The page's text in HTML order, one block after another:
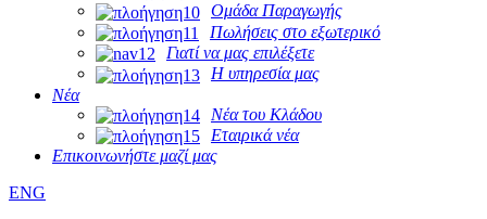
Ομάδα Παραγωγής
Πωλήσεις στο εξωτερικό
Γιατί να μας επιλέξετε
Η υπηρεσία μας
Νέα
Νέα του Κλάδου
Εταιρικά νέα
Επικοινωνήστε μαζί μας
ENG